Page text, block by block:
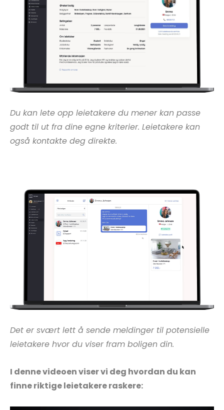
Du kan lete opp leietakere du mener kan passe
godt til ut fra dine egne kriterier. Leietakere kan
også kontakte deg direkte.
Det er svært lett å sende meldinger til potensielle
leietakere hvor du viser fram boligen din.
I denne videoen viser vi deg hvordan du kan
finne riktige leietakere raskere: